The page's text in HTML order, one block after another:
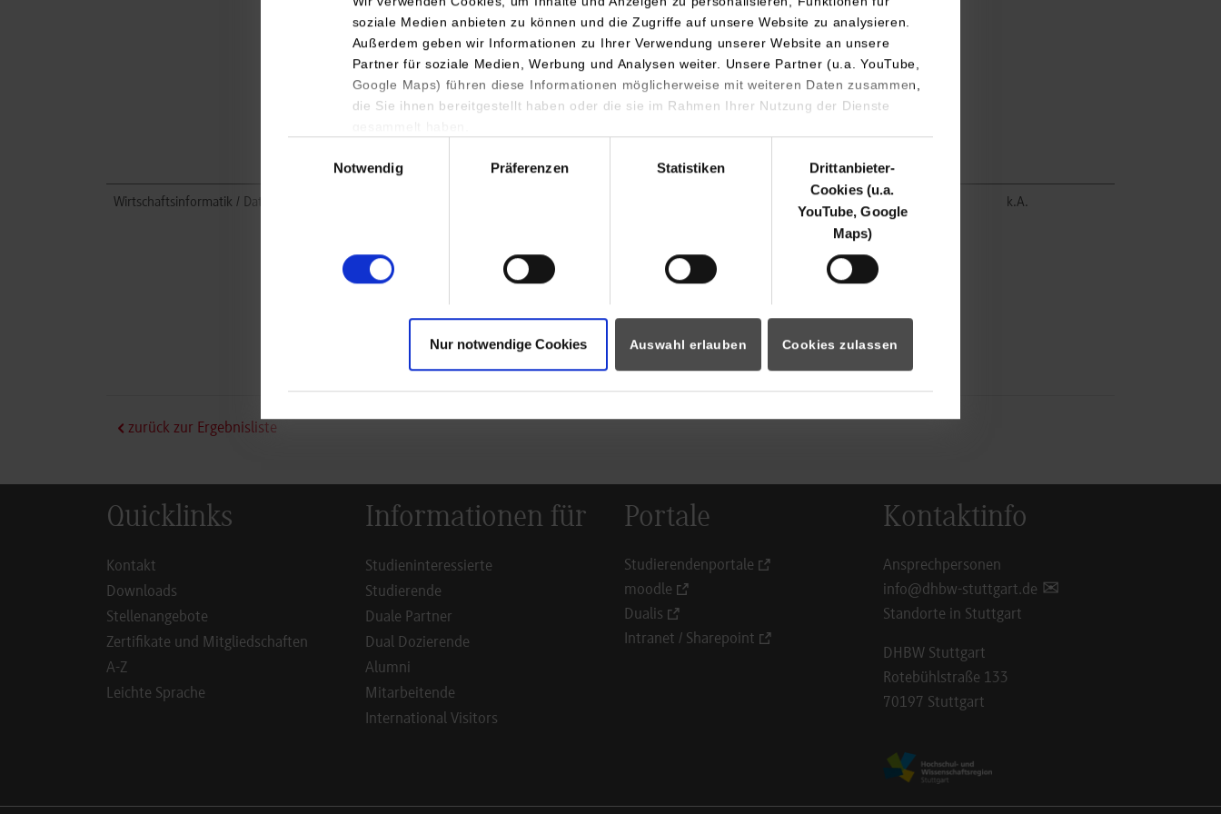
soziale Medien anbieten zu können und die Zugriffe auf unsere Website zu analysieren.
Außerdem geben wir Informationen zu Ihrer Verwendung unserer Website an unsere
Partner für soziale Medien, Werbung und Analysen weiter. Unsere Partner (u.a. YouTube,
Google Maps) führen diese Informationen möglicherweise mit weiteren Daten zusammen,
die Sie ihnen bereitgestellt haben oder die sie im Rahmen Ihrer Nutzung der Dienste
Notwendig
Präferenzen Statistiken
Drittanbieter-
Cookies (u.a.
YouTube, Google
Maps)
Nur notwendige Cookies Auswahl erlauben Cookies zulassen
Rita-Maiburg-Straße 40
https://www.all-for-one.com/de/
Karla Schumann
Wirtschaftsinformatik / Data Science
https://www.all-for-one.com/de/
Katharina Wunderlich
+49 7131 394040
k.A.
zurück zur Ergebnisliste
Quicklinks
Kontakt
Downloads
Stellenangebote
Zertifikate und Mitgliedschaften
A-Z
Leichte Sprache
Informationen für
Studieninteressierte
Studierende
Duale Partner
Dual Dozierende
Alumni
Mitarbeitende
International Visitors
Portale
Studierendenportale
moodle
Dualis
Intranet / Sharepoint
Kontaktinfo
Ansprechpersonen
info@dhbw-stuttgart.de
Standorte in Stuttgart
DHBW Stuttgart
Rotebühlstraße 133
70197 Stuttgart